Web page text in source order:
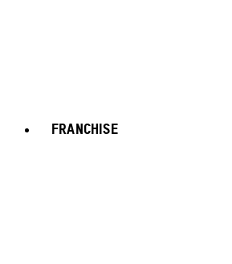
FRANCHISE